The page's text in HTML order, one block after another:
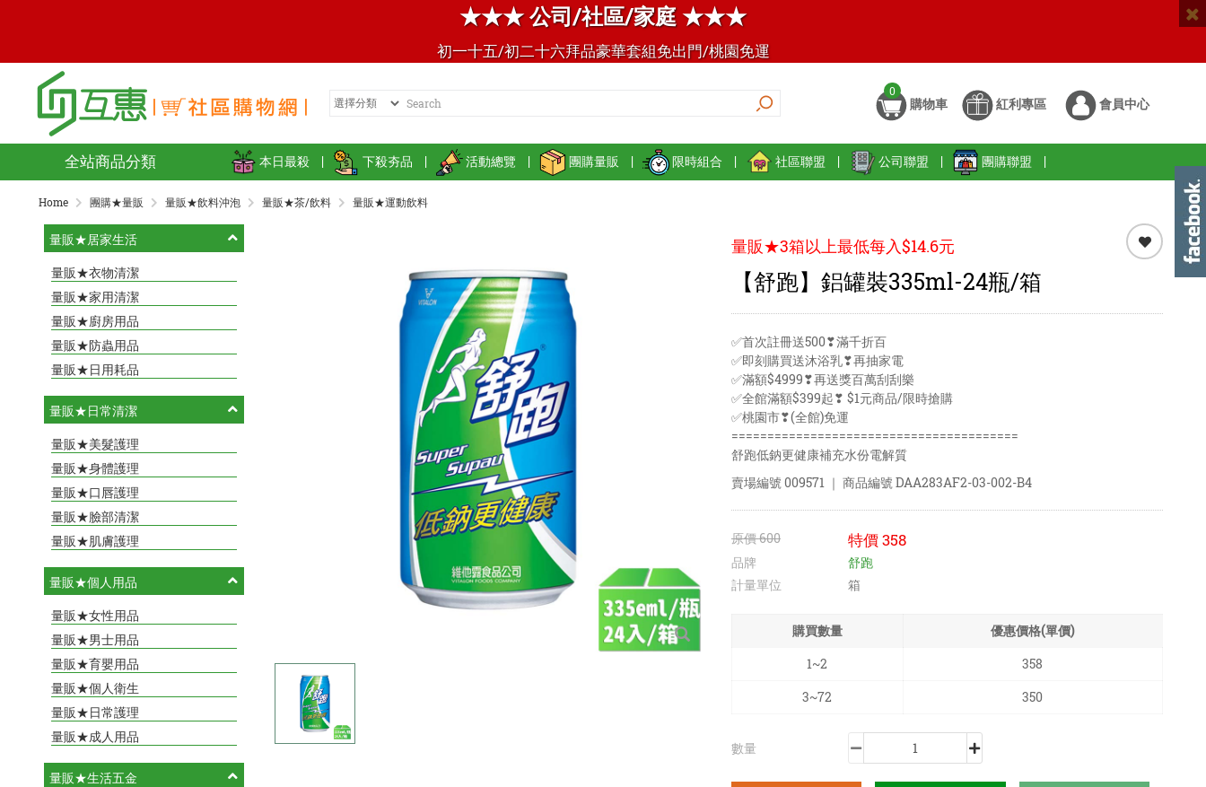
★★★ 公司/社區/家庭 ★★★
初一十五/初二十六拜品豪華套組免出門/桃園免運
0
購物車 紅利專區 會員中心
全站商品分類 本日最殺 | 下殺夯品 | 活動總覽 | 團購量販 | 限時組合 | 社區聯盟 | 公司聯盟 | 團購聯盟 |
Home 團購★量販 量販★飲料沖泡 量販★茶/飲料 量販★運動飲料
量販★3箱以上最低每入$14.6元
【舒跑】鋁罐裝335ml-24瓶/箱
✅首次註冊送500❣滿千折百
✅即刻購買送沐浴乳❣再抽家電
✅滿額$4999❣再送獎百萬刮刮樂
✅全館滿額$399起❣ $1元商品/限時搶購
✅桃園市❣(全館)免運
========================================
舒跑低鈉更健康補充水份電解質
賣場編號009571｜ 商品編號DAA283AF2-03-002-B4
原價600 特價358
品牌
舒跑
計量單位
箱
購買數量
優惠價格(單價)
1~2
358
3~72
350
數量
量販★居家生活
量販★衣物清潔
量販★家用清潔
量販★廚房用品
量販★防蟲用品
量販★日用耗品
量販★日常清潔
量販★美髮護理
量販★身體護理
量販★口唇護理
量販★臉部清潔
量販★肌膚護理
量販★個人用品
量販★女性用品
量販★男士用品
量販★育嬰用品
量販★個人衛生
量販★日常護理
量販★成人用品
量販★生活五金